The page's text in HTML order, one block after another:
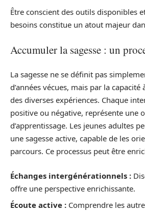
Être conscient des outils disponibles
besoins constitue un atout majeur
Accumuler la sagesse : un
La sagesse ne se définit pas
d’années vécues, mais par la
des diverses expériences. Chaque
positive ou négative, représente une
d’apprentissage. Les jeunes adultes
une sagesse active, capable de les
parcours. Ce processus peut être
Échanges intergénérationnels :
offre une perspective enrichissante.
Écoute active : Comprendre les